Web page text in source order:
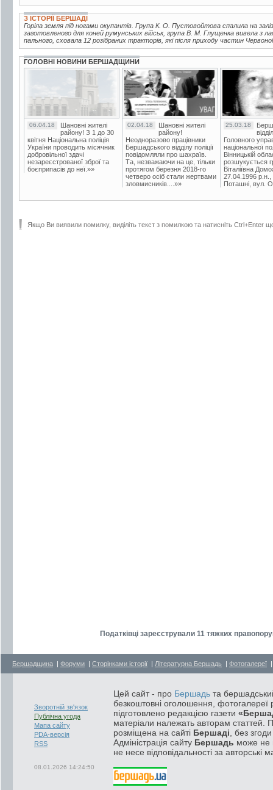
З ІСТОРІЇ БЕРШАДІ
Горіла земля під ногами окупантів. Група К. О. Пустовойтова спалила на
заготовленого для коней румунських військ, група В. М. Глущенка вивела з
пального, сховала 12 розібраних тракторів, які після приходу частин
ГОЛОВНІ НОВИНИ БЕРШАДЩИНИ
06.04.18
Шановні жителі
району! З 1 до 30
квітня Національна поліція
України проводить місячник
добровільної здачі
незареєстрованої зброї та
боєприпасів до неї.»»
02.04.18
Шановні жителі
району!
Неодноразово працівники
Бершадського відділу поліції
повідомляли про шахраїв.
Та, незважаючи на це, тільки
протягом березня 2018-го
четверо осіб стали жертвами
зловмисників....»»
25.03.18
Головного
національної
Вінницькій
розшукується
Віталіївна
27.04.1996 р.н.,
Поташні, вул.
Якщо Ви виявили помилку, виділіть текст з помилкою та натисніть Ctrl+Enter
Податківці зареєстрували 11 тяжких
Бершадщина | Форуми | Сторінками історії | Літературна Бершадь | Фотогалереї
Зворотній зв'язок
Публічна угода
Мапа сайту
PDA-версія
RSS
08.01.2026 14:24:50
Цей сайт - про Бершадь та
безкоштовні оголошення, фотогалереї
підготовлено редакцією газети
матеріали належать авторам статтей.
розміщена на сайті Бершаді , без
Адміністрація сайту Бершадь може не
не несе відповідальності за авторські